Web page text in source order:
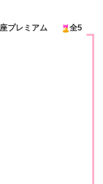
プレミアム
全5